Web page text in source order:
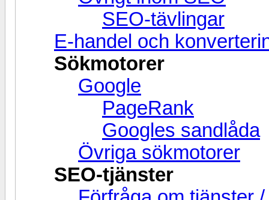
SEO-tävlingar
E-handel och
Sökmotorer
Google
PageRank
Googles sandlåda
Övriga sökmotorer
SEO-tjänster